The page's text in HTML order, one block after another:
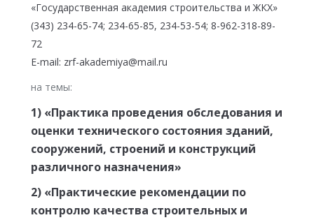
«Государственная академия строительства и ЖКХ»
(343) 234-65-74; 234-65-85, 234-53-54; 8-962-318-89-
72
E-mail: zrf-akademiya@mail.ru
на темы:
1) «Практика проведения обследования и
оценки технического состояния зданий,
сооружений, строений и конструкций
различного назначения»
2) «Практические рекомендации по
контролю качества строительных и